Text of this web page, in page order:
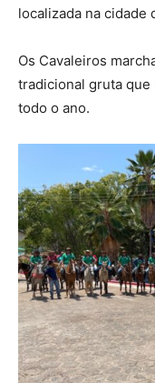
localizada na cidade
Os Cavaleiros
tradicional gruta
todo o ano.